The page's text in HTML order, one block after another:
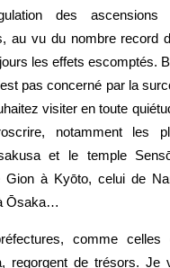
des
au vu du nombre record
les effets escomptés.
pas concerné par la
visiter en toute
notamment les
et le temple
Gion à Kyōto, celui de
Ōsaka…
comme celles
regorgent de trésors. Je